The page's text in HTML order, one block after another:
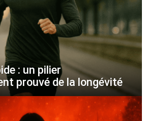
: un pilier
prouvé de la longévité